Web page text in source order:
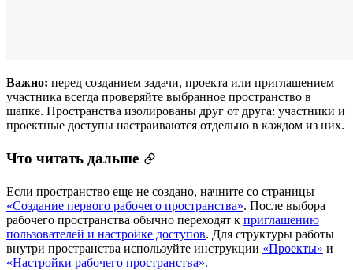
Важно: перед созданием задачи, проекта или приглашением
участника всегда проверяйте выбранное пространство в
шапке. Пространства изолированы друг от друга: участники и
проектные доступы настраиваются отдельно в каждом из них.
Что читать дальше
Если пространство еще не создано, начните со страницы
«Создание первого рабочего пространства». После выбора
рабочего пространства обычно переходят к приглашению
пользователей и настройке доступов. Для структуры работы
внутри пространства используйте инструкции «Проекты» и
«Настройки рабочего пространства».